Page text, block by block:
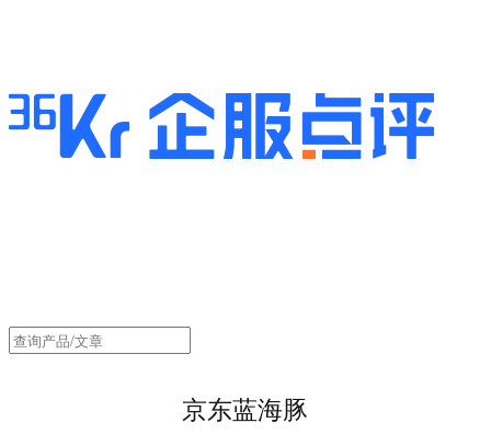
京东蓝海豚